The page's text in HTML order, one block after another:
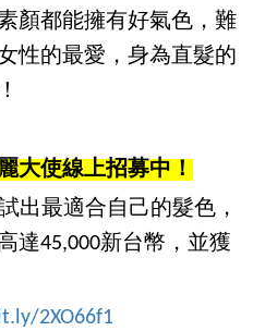
顏都能擁有好氣色，難
性的最愛，身為直髮的
大使線上招募中！
出最適合自己的髮色，
達45,000新台幣，並獲
2XO66f1